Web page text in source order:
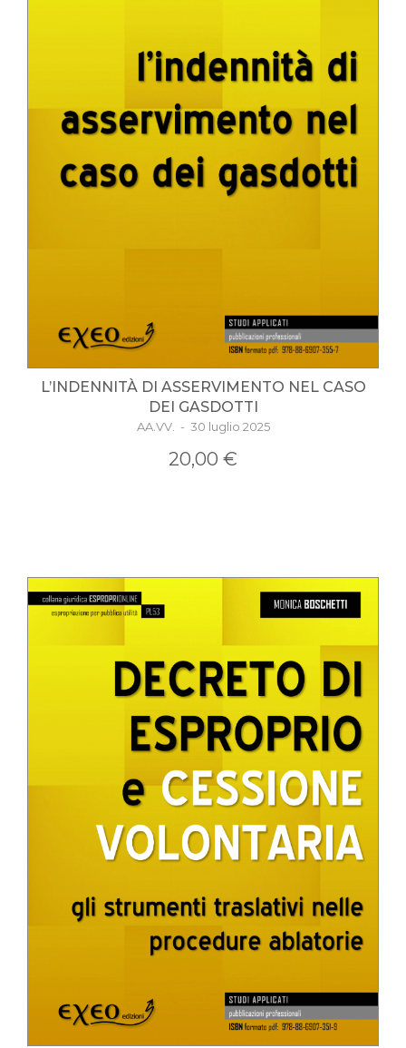
L’INDENNITÀ DI ASSERVIMENTO NEL CASO
DEI GASDOTTI
AA.VV. - 30 luglio 2025
20,00 €